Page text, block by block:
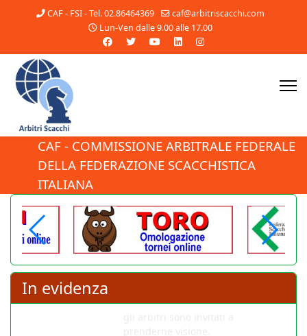
CAF - FSI - Tel. 02.86464369
caf@arbitriscacchi.com
Lun-Ven dalle 9.00 alle 17.00
CAF - COMMISSIONE ARBITRALE FEDERALE
DELLA FEDERAZIONE SCACCHISTICA
ITALIANA
In evidenza